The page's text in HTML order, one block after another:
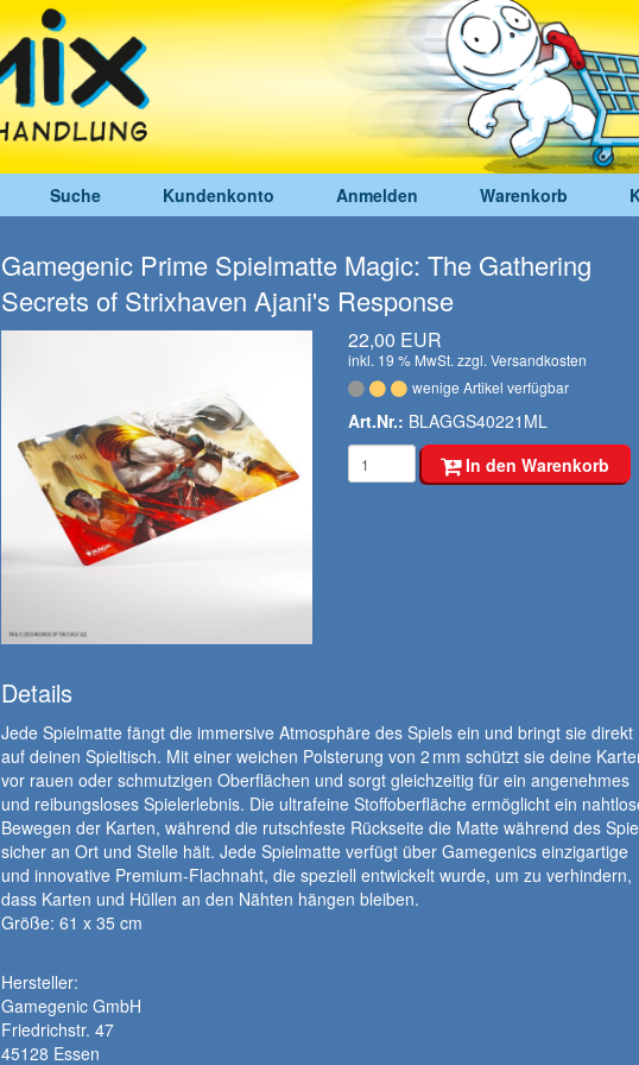
Suche Kundenkonto Anmelden Warenkorb
Gamegenic Prime Spielmatte Magic: The Gathering
Secrets of Strixhaven Ajani's Response
22,00 EUR
inkl. 19 % MwSt. zzgl. Versandkosten
wenige Artikel verfügbar
Art.Nr.: BLAGGS40221ML
In den Warenkorb
Details
Jede Spielmatte fängt die immersive Atmosphäre des Spiels ein und bringt sie direkt
auf deinen Spieltisch. Mit einer weichen Polsterung von 2 mm schützt sie deine
vor rauen oder schmutzigen Oberflächen und sorgt gleichzeitig für ein angenehmes
und reibungsloses Spielerlebnis. Die ultrafeine Stoffoberfläche ermöglicht ein
Bewegen der Karten, während die rutschfeste Rückseite die Matte während des
sicher an Ort und Stelle hält. Jede Spielmatte verfügt über Gamegenics einzigartige
und innovative Premium-Flachnaht, die speziell entwickelt wurde, um zu verhindern,
dass Karten und Hüllen an den Nähten hängen bleiben.
Größe: 61 x 35 cm
Hersteller:
Gamegenic GmbH
Friedrichstr. 47
45128 Essen